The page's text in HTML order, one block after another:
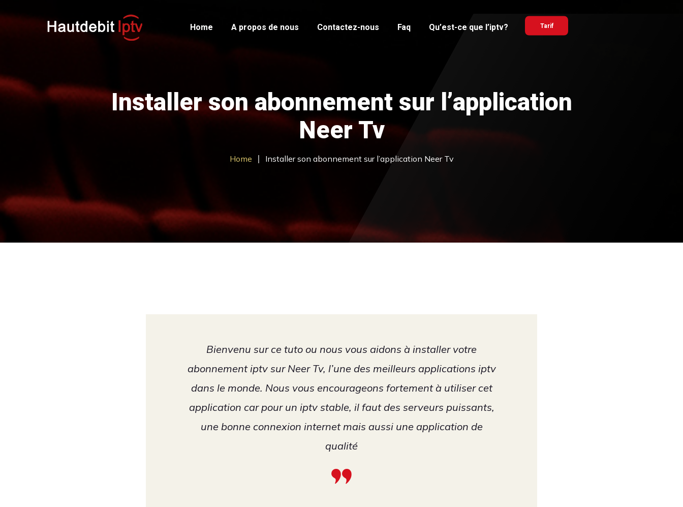
Home A propos de nous Contactez-nous Faq Qu’est-ce que l’iptv? Tarif
Installer son abonnement sur l’application
Neer Tv
Home Installer son abonnement sur l’application Neer Tv
Bienvenu sur ce tuto ou nous vous aidons à installer votre
abonnement iptv sur Neer Tv, l’une des meilleurs applications iptv
dans le monde. Nous vous encourageons fortement à utiliser cet
application car pour un iptv stable, il faut des serveurs puissants,
une bonne connexion internet mais aussi une application de
qualité